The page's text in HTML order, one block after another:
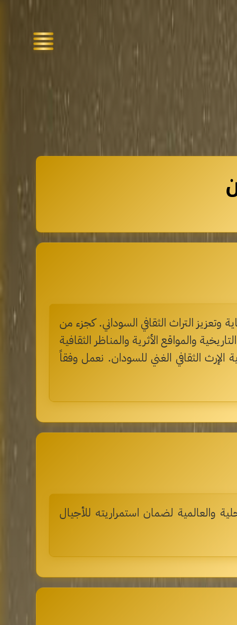
التراث الثقافي السوداني. كجزء من
والمواقع الأثرية والمناظر الثقافية
الإرث الثقافي الغني للسودان. نعمل وفقاً
والعالمية لضمان استمراريته للأجيال